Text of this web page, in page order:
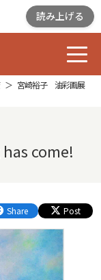
読み上げる
GARDEN
宮崎裕子 油彩画展
come!
Share Post